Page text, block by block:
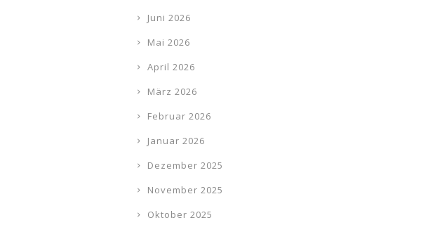
Juni 2026
Mai 2026
April 2026
März 2026
Februar 2026
Januar 2026
Dezember 2025
November 2025
Oktober 2025